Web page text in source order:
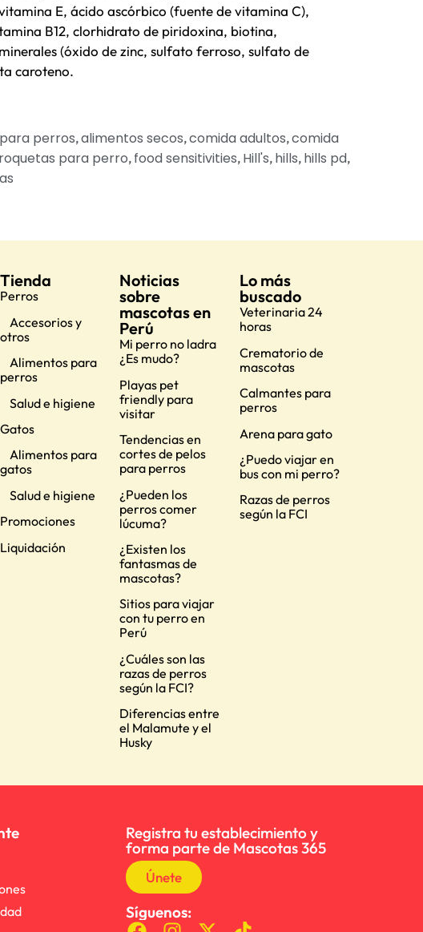
E, ácido ascórbico (fuente de vitamina C),
B12, clorhidrato de piridoxina, biotina,
(óxido de zinc, sulfato ferroso, sulfato de
caroteno.
perros,alimentos secos,comida adultos,comida
para perro, food sensitivities, Hill's, hills, hills pd,
Tienda
Perros
Accesorios y
otros
Alimentos para
perros
Salud e higiene
Gatos
Alimentos para
gatos
Salud e higiene
Promociones
Liquidación
Noticias
sobre
mascotas en
Perú
Mi perro no ladra
¿Es mudo?
Playas pet
friendly para
visitar
Tendencias en
cortes de pelos
para perros
¿Pueden los
perros comer
lúcuma?
¿Existen los
fantasmas de
mascotas?
Sitios para viajar
con tu perro en
Perú
¿Cuáles son las
razas de perros
según la FCI?
Diferencias entre
el Malamute y el
Husky
Lo más
buscado
Veterinaria 24
horas
Crematorio de
mascotas
Calmantes para
perros
Arena para gato
¿Puedo viajar en
bus con mi perro?
Razas de perros
según la FCI
Registra tu establecimiento y
forma parte de Mascotas 365
Únete
Síguenos: